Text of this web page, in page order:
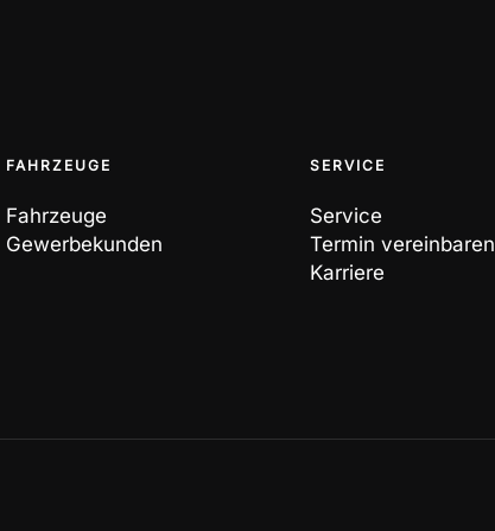
FAHRZEUGE
Fahrzeuge
Gewerbekunden
SERVICE
Service
Termin vereinbaren
Karriere